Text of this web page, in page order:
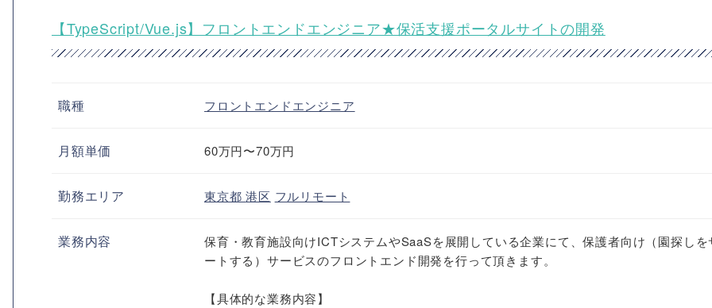
【TypeScript/Vue.js】フロントエンドエンジニア★保活支援ポータルサイトの開発
職種 フロントエンドエンジニア
月額単価 60万円〜70万円
勤務エリア 東京都港区 フルリモート
業務内容
保育・教育施設向けICTシステムやSaaSを展開している企業にて、保護者向け（園探しを
ートする）サービスのフロントエンド開発を行って頂きます。
【具体的な業務内容】